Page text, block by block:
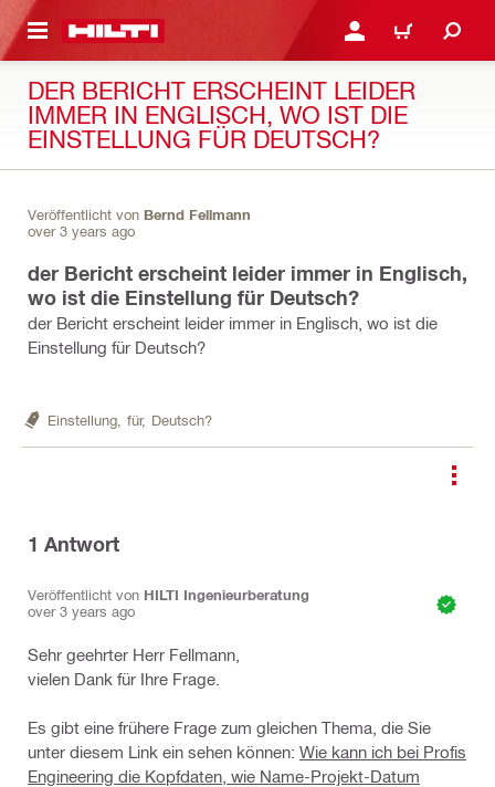
ANMELDEN ODER
WARENKORB
DER BERICHT ERSCHEINT LEIDER
IMMER IN ENGLISCH, WO IST DIE
EINSTELLUNG FÜR DEUTSCH?
Veröffentlicht von Bernd Fellmann
over 3 years ago
der Bericht erscheint leider immer in Englisch,
wo ist die Einstellung für Deutsch?
der Bericht erscheint leider immer in Englisch, wo ist die
Einstellung für Deutsch?
Einstellung, für, Deutsch?
1 Antwort
Veröffentlicht von HILTI Ingenieurberatung
over 3 years ago
Sehr geehrter Herr Fellmann,
vielen Dank für Ihre Frage.
Es gibt eine frühere Frage zum gleichen Thema, die Sie
unter diesem Link ein sehen können: Wie kann ich bei Profis
Engineering die Kopfdaten, wie Name-Projekt-Datum